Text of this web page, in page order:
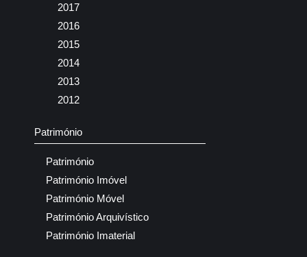
2017
2016
2015
2014
2013
2012
Património
Património
Património Imóvel
Património Móvel
Património Arquivístico
Património Imaterial